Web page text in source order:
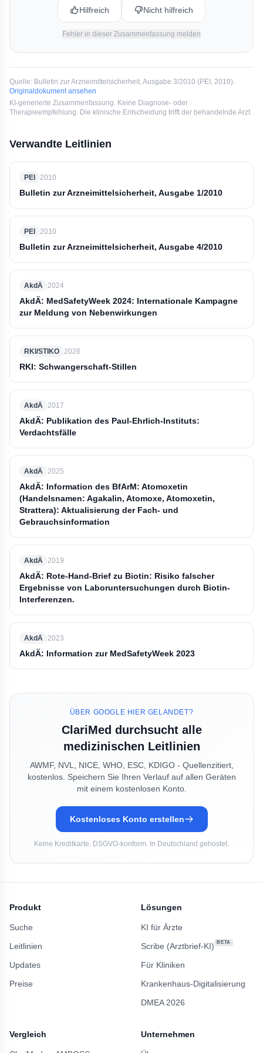
Hintergrundinzidenz.
Hilfreich Nicht hilfreich
Fehler in dieser Zusammenfassung melden
Quelle: Bulletin zur Arzneimittelsicherheit, Ausgabe 3/2010 (PEI , 2010).
Originaldokument ansehen
KI-generierte Zusammenfassung. Keine Diagnose- oder
Therapieempfehlung. Die klinische Entscheidung trifft der behandelnde Arzt.
Verwandte Leitlinien
PEI 2010
Bulletin zur Arzneimittelsicherheit, Ausgabe 1/2010
PEI 2010
Bulletin zur Arzneimittelsicherheit, Ausgabe 4/2010
AkdÄ 2024
AkdÄ: MedSafetyWeek 2024: Internationale Kampagne
zur Meldung von Nebenwirkungen
RKI/STIKO 2026
RKI: Schwangerschaft-Stillen
AkdÄ 2017
AkdÄ: Publikation des Paul-Ehrlich-Instituts:
Verdachtsfälle
AkdÄ 2025
AkdÄ: Information des BfArM: Atomoxetin
(Handelsnamen: Agakalin, Atomoxe, Atomoxetin,
Strattera): Aktualisierung der Fach- und
Gebrauchsinformation
AkdÄ 2019
AkdÄ: Rote-Hand-Brief zu Biotin: Risiko falscher
Ergebnisse von Laboruntersuchungen durch Biotin-
Interferenzen.
AkdÄ 2023
AkdÄ: Information zur MedSafetyWeek 2023
ÜBER GOOGLE HIER GELANDET?
ClariMed durchsucht alle
medizinischen Leitlinien
AWMF, NVL, NICE, WHO, ESC, KDIGO - Quellenzitiert,
kostenlos. Speichern Sie Ihren Verlauf auf allen Geräten
mit einem kostenlosen Konto.
Kostenloses Konto erstellen
Keine Kreditkarte. DSGVO-konform. In Deutschland gehostet.
Produkt
Suche
Leitlinien
Updates
Preise
Lösungen
KI für Ärzte
Scribe (Arztbrief-KI)
BETA
Für Kliniken
Krankenhaus-Digitalisierung
DMEA 2026
Vergleich Unternehmen